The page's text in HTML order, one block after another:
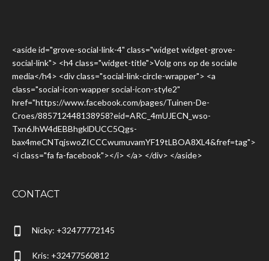
<aside id="grove-social-link-4" class="widget widget-grove-
social-link"> <h4 class="widget-title">Volg ons op de sociale
media</h4> <div class="social-link-circle-wrapper"> <a
class="social-icon-wapper social-icon-style2"
href="https://www.facebook.com/pages/Tuinen-De-
Croes/885712448138958?eid=ARC_4mUJECN_wso-
Txn6JhW4dEBBhgklDUCC5Qgs-
bax4meCNTqjswoZICCCwumuvamYF19tLBOA8XL4&fref=tag">
<i class="fa fa-facebook"></i> </a> </div> </aside>
CONTACT
Nicky: +32477772145
Kris: +32477560812